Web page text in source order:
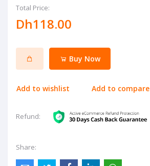
Total Price:
Dh118.00
Buy Now
Add to wishlist Add to compare
Refund:
Share: